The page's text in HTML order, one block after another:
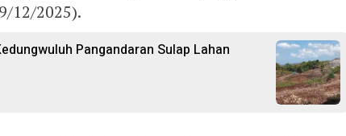
12/2025).
Pangandaran Sulap Lahan